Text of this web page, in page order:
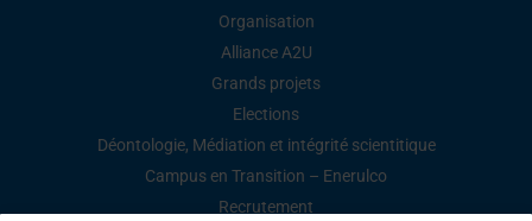
Organisation
Alliance A2U
Grands projets
Elections
Déontologie, Médiation et intégrité scientitique
Campus en Transition – Enerulco
Recrutement